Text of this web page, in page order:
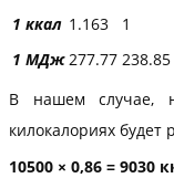
1 ккал 1.163 1
1 МДж 277.77 238.85
В нашем случае,
килокалориях будет
10500 × 0,86 = 9030